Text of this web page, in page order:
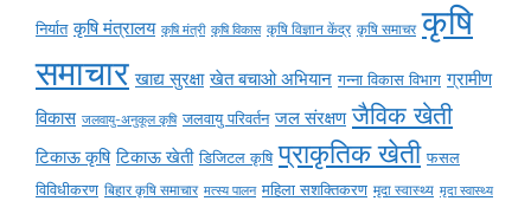
निर्यात कृषि मंत्रालय कृषि मंत्री कृषि विकास कृषि विज्ञान केंद्र कृषि समाचर कृषि
समाचार खाद्य सुरक्षा खेत बचाओ अभियान गन्ना विकास विभाग ग्रामीण
विकास जलवायु-अनुकूल कृषि जलवायु परिवर्तन जल संरक्षण जैविक खेती
टिकाऊ कृषि टिकाऊ खेती डिजिटल कृषि प्राकृतिक खेती फसल
विविधीकरण बिहार कृषि समाचार मत्स्य पालन महिला सशक्तिकरण मृदा स्वास्थ्य मृदा स्वास्थ्य